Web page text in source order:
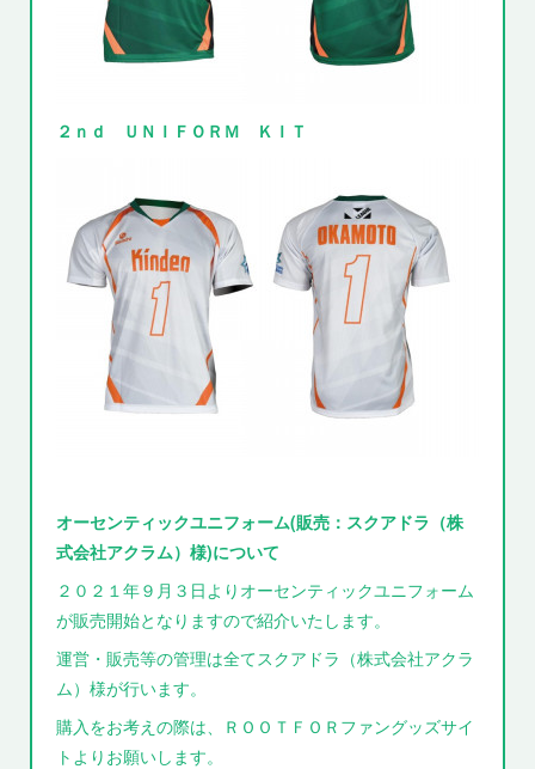
２ｎｄ ＵＮＩＦＯＲＭ ＫＩＴ
オーセンティックユニフォーム(販売：スクアドラ（株
式会社アクラム）様)について
２０２１年９月３日よりオーセンティックユニフォーム
が販売開始となりますので紹介いたします。
運営・販売等の管理は全てスクアドラ（株式会社アクラ
ム）様が行います。
購入をお考えの際は、ＲＯＯＴＦＯＲファングッズサイ
トよりお願いします。